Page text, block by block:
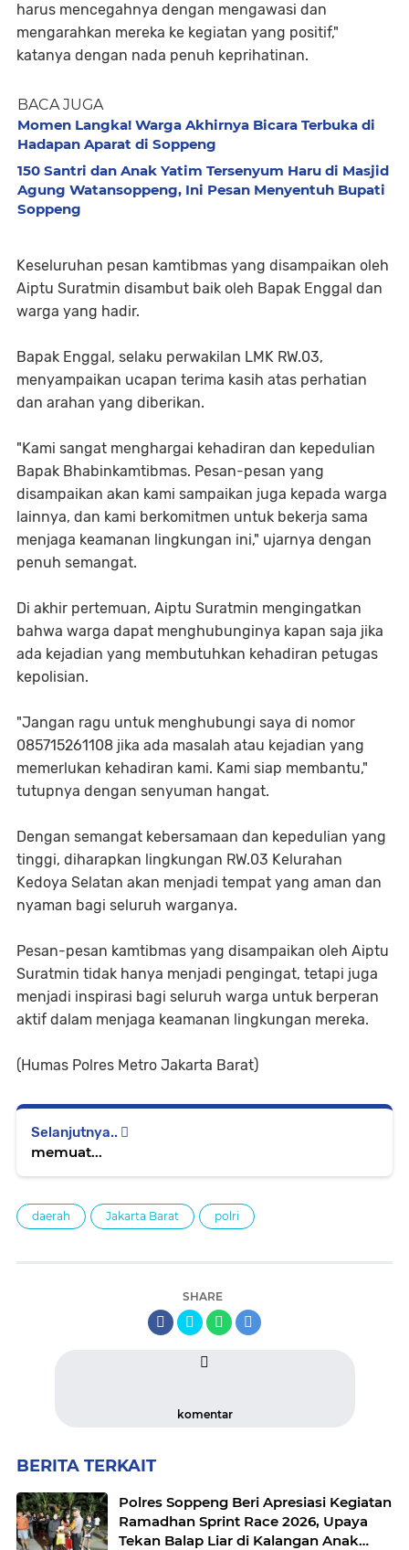
harus mencegahnya dengan mengawasi dan
mengarahkan mereka ke kegiatan yang positif,"
katanya dengan nada penuh keprihatinan.
BACA JUGA
Momen Langka! Warga Akhirnya Bicara Terbuka di
Hadapan Aparat di Soppeng
150 Santri dan Anak Yatim Tersenyum Haru di Masjid
Agung Watansoppeng, Ini Pesan Menyentuh Bupati
Soppeng
Keseluruhan pesan kamtibmas yang disampaikan oleh
Aiptu Suratmin disambut baik oleh Bapak Enggal dan
warga yang hadir.
Bapak Enggal, selaku perwakilan LMK RW.03,
menyampaikan ucapan terima kasih atas perhatian
dan arahan yang diberikan.
"Kami sangat menghargai kehadiran dan kepedulian
Bapak Bhabinkamtibmas. Pesan-pesan yang
disampaikan akan kami sampaikan juga kepada warga
lainnya, dan kami berkomitmen untuk bekerja sama
menjaga keamanan lingkungan ini," ujarnya dengan
penuh semangat.
Di akhir pertemuan, Aiptu Suratmin mengingatkan
bahwa warga dapat menghubunginya kapan saja jika
ada kejadian yang membutuhkan kehadiran petugas
kepolisian.
"Jangan ragu untuk menghubungi saya di nomor
085715261108 jika ada masalah atau kejadian yang
memerlukan kehadiran kami. Kami siap membantu,"
tutupnya dengan senyuman hangat.
Dengan semangat kebersamaan dan kepedulian yang
tinggi, diharapkan lingkungan RW.03 Kelurahan
Kedoya Selatan akan menjadi tempat yang aman dan
nyaman bagi seluruh warganya.
Pesan-pesan kamtibmas yang disampaikan oleh Aiptu
Suratmin tidak hanya menjadi pengingat, tetapi juga
menjadi inspirasi bagi seluruh warga untuk berperan
aktif dalam menjaga keamanan lingkungan mereka.
(Humas Polres Metro Jakarta Barat)
Selanjutnya..
memuat...
daerah Jakarta Barat polri
SHARE
komentar
BERITA TERKAIT
Polres Soppeng Beri Apresiasi Kegiatan
Ramadhan Sprint Race 2026, Upaya
Tekan Balap Liar di Kalangan Anak